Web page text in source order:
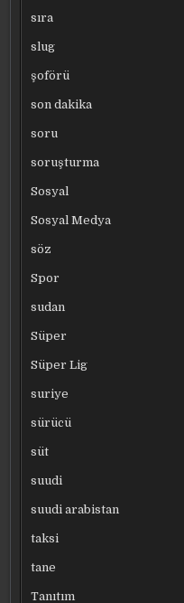
sıra
slug
şoförü
son dakika
soru
soruşturma
Sosyal
Sosyal Medya
söz
Spor
sudan
Süper
Süper Lig
suriye
sürücü
süt
suudi
suudi arabistan
taksi
tane
Tanıtım